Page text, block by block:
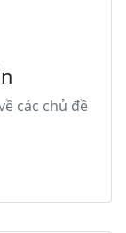
các chủ đề